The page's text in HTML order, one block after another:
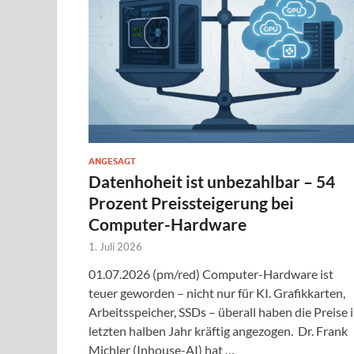
ANGESAGT
Datenhoheit ist unbezahlbar – 54
Prozent Preissteigerung bei
Computer-Hardware
1. Juli 2026
01.07.2026 (pm/red) Computer-Hardware ist
teuer geworden – nicht nur für KI. Grafikkarten,
Arbeitsspeicher, SSDs – überall haben die Preise
letzten halben Jahr kräftig angezogen. Dr. Frank
Michler (Inhouse-AI) hat …